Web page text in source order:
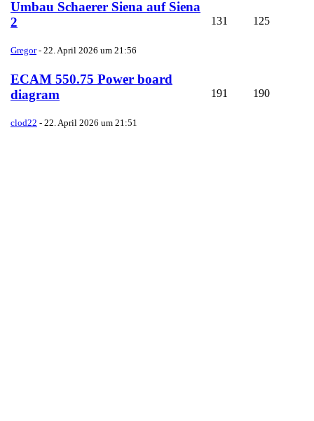
Umbau Schaerer Siena auf Siena
2
Gregor- 22. April 2026 um 21:56
131 125
ECAM 550.75 Power board
diagram
clod22 - 22. April 2026 um 21:51
191 190